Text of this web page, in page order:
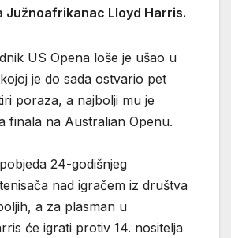
Južnoafrikanac Lloyd Harris.
US Opena loše je ušao u
je do sada ostvario pet
poraza, a najbolji mu je
finala na Australian Openu.
24-godišnjeg
nad igračem iz društva
a za plasman u
će igrati protiv 14. nositelja